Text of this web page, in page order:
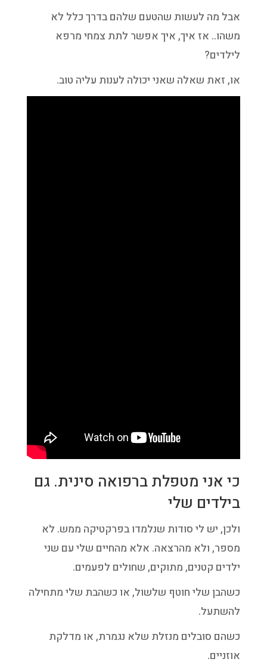
אבל מה לעשות שהטעם שלהם בדרך כלל לא
משהו.. אז איך, איך אפשר לתת צמחי מרפא
לילדים?
או, זאת שאלה שאני יכולה לענות עליה טוב.
כי אני מטפלת ברפואה סינית. גם
בילדים שלי
ולכן, יש לי סודות שנלמדו בפרקטיקה ממש. לא
מספר, ולא מהרצאה. אלא מהחיים שלי עם שני
ילדים קטנים, מתוקים, שחולים לפעמים.
כשהבן שלי חוטף שלשול, או כשהבת שלי מתחילה
להשתעל.
כשהם סובלים מנזלת שלא נגמרת, או מדלקת
אוזניים.